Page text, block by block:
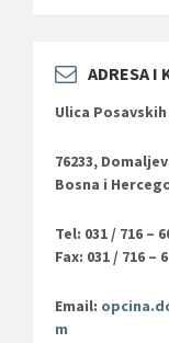
ADRESA I
Ulica
76233,
Bosna i
Tel: 031 / 716 –
Fax: 031 / 716 –
Email:
m